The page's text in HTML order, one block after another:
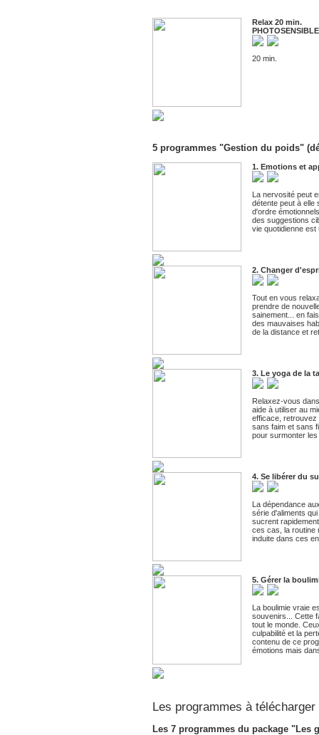
Relax 20 min.
PHOTOSENSIBLE
20 min.
5 programmes "Gestion du poids"
1. Emotions et
La nervosité peut
détente peut à elle
d'ordre
des suggestions
vie quotidienne
2. Changer
Tout en vous
prendre de
sainement... en
des mauvaises
de la distance et
3. Le yoga de la
Relaxez-vous
aide à utiliser au
efficace, retrouvez
sans faim et sans
pour surmonter
4. Se libérer du
La dépendance
série d'aliments
sucrent
ces cas, la routine
induite dans ces
5. Gérer la
La boulimie vraie
souvenirs... Cette
tout le monde.
culpabilité et la
contenu de ce
émotions mais
Les programmes à télécharger
Les 7 programmes du package "Les